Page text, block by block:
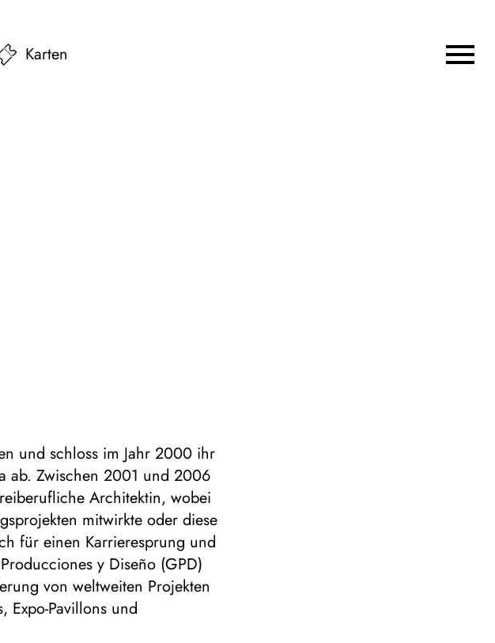
Karten
und schloss im Jahr 2000 ihr
ab. Zwischen 2001 und 2006
Architektin, wobei
mitwirkte oder diese
für einen Karrieresprung und
y Diseño (GPD)
von weltweiten Projekten
Expo-Pavillons und